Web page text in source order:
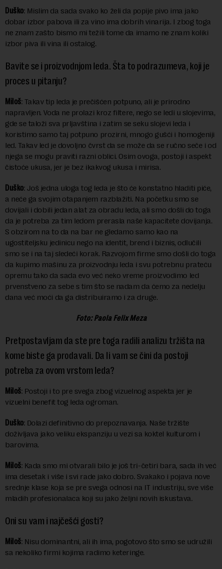
Duško: Mislim da sada svako ko želi da popije pivo ima jako
dobar izbor pabova ili za vino ima dobrih vinarija. I zbog toga
ne znam zašto bismo mi težili tome da imamo ne znam koliki
izbor piva ili vina ili ostalog.
Bavite se i proizvodnjom leda. Šta to podrazumeva, koji je
proces u pitanju?
Miloš: Takav tip leda je prečišćen potpuno, ali je prirodno
napravljen. Voda ne prolazi kroz filtere, nego se ledi u slojevima,
gde se taloži sva prljavština i zatim se seku slojevi leda i
koristimo samo taj potpuno prozirni, mnogo gušći i homogeniji
led. Takav led je dovoljno čvrst da se može da se ručno seče i od
njega se mogu praviti razni oblici. Osim ovoga, postoji i aspekt
čistoće ukusa, jer je bez ikakvog ukusa i mirisa.
Duško: Još jedna uloga tog leda je što će konstatno hladiti piće,
a neće ga svojim otapanjem razblažiti. Na početku smo se
dovijali i dobili jedan alat za obradu leda, ali smo došli do toga
da je potreba za tim ledom prerasla naše kapacitete dovijanja.
S obzirom na to da na bar ne gledamo samo kao na
ugostiteljsku jedinicu nego na identit, brend i biznis, odlučili
smo se i na taj sledeći korak. Razvojom firme smo došli do toga
da kupimo mašinu za proizvodnju leda i svu potrebnu prateću
opremu tako da sada evo već neko vreme proizvodimo led
prvenstveno za sebe s tim što se nadam da ćemo za nedelju
dana već moći da ga distribuiramo i za druge.
Foto: Paola Felix Meza
Pretpostavljam da ste pre toga radili analizu tržišta na
kome biste ga prodavali. Da li vam se čini da postoji
potreba za ovom vrstom leda?
Miloš: Postoji i to pre svega zbog vizuelnog aspekta jer je
vizuelni benefit tog leda ogroman.
Duško: Dolazi definitivno do prepoznavanja. Naše tržište
doživljava jako veliku ekspanziju u vezi sa koktel kulturom i
barovima.
Miloš: Kada smo mi otvarali bilo je još tri-četiri bara, sada ih već
ima desetak i više i svi rade jako dobro. Svakako i pojava nove
srednje klase koja se pre svega odnosi na IT industriju, sve više
mladih profesionalaca koji su jako željni novih iskustava.
Oni su vam i najčešći gosti?
Miloš: Nisu dominantni, ali ih ima, pogotovo što smo se udružili
sa nekoliko firmi kojima radimo keteringe.